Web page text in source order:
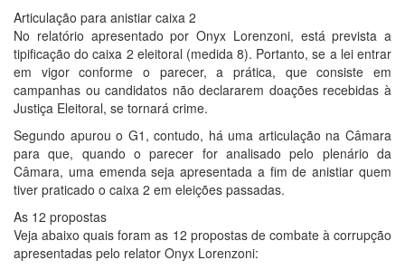
Articulação para anistiar caixa 2
No relatório apresentado por Onyx Lorenzoni, está prevista a
tipificação do caixa 2 eleitoral (medida 8). Portanto, se a lei entrar
em vigor conforme o parecer, a prática, que consiste em
campanhas ou candidatos não declararem doações recebidas à
Justiça Eleitoral, se tornará crime.
Segundo apurou o G1, contudo, há uma articulação na Câmara
para que, quando o parecer for analisado pelo plenário da
Câmara, uma emenda seja apresentada a fim de anistiar quem
tiver praticado o caixa 2 em eleições passadas.
As 12 propostas
Veja abaixo quais foram as 12 propostas de combate à corrupção
apresentadas pelo relator Onyx Lorenzoni: